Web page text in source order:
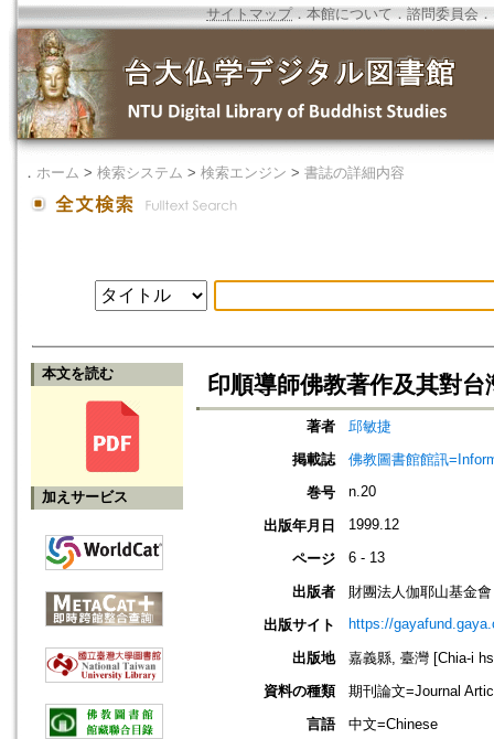
サイトマップ．本館について ． 諮問委員会 ．
． ホーム > 検索システム > 検索エンジン > 書誌の詳細内容
本文を読む
加えサービス
印順導師佛教著作及其對
著者
邱敏捷
掲載誌
佛教圖書館館訊
巻号
n.20
出版年月日 1999.12
ページ 6 - 13
出版者
財團法人伽耶山基金會
出版サイト
https://
出版地
嘉義縣, 臺灣 [Chia-i
資料の種類
期刊論文=Journal
言語
中文=Chinese